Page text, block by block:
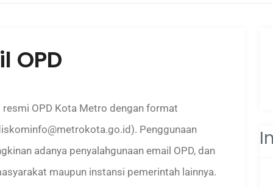
OPD
OPD Kota Metro dengan format
Penggunaan
adanya penyalahgunaan email OPD, dan
maupun instansi pemerintah lainnya.